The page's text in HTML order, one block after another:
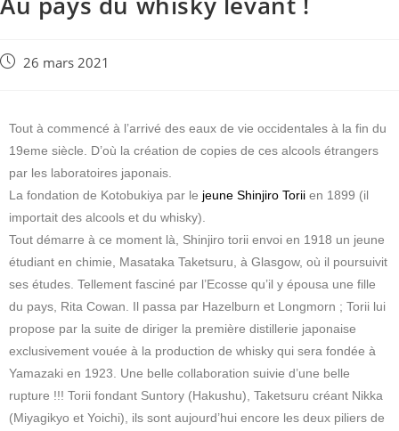
26 mars 2021
Tout à commencé à l’arrivé des eaux de vie occidentales à la fin du
19eme siècle. D’où la création de copies de ces alcools étrangers
par les laboratoires japonais.
La fondation de Kotobukiya par le jeune Shinjiro Torii en 1899 (il
importait des alcools et du whisky).
Tout démarre à ce moment là, Shinjiro torii envoi en 1918 un jeune
étudiant en chimie, Masataka Taketsuru, à Glasgow, où il poursuivit
ses études. Tellement fasciné par l’Ecosse qu’il y épousa une fille
du pays, Rita Cowan. Il passa par Hazelburn et Longmorn ; Torii lui
propose par la suite de diriger la première distillerie japonaise
exclusivement vouée à la production de whisky qui sera fondée à
Yamazaki en 1923. Une belle collaboration suivie d’une belle
rupture !!! Torii fondant Suntory (Hakushu), Taketsuru créant Nikka
(Miyagikyo et Yoichi), ils sont aujourd’hui encore les deux piliers de